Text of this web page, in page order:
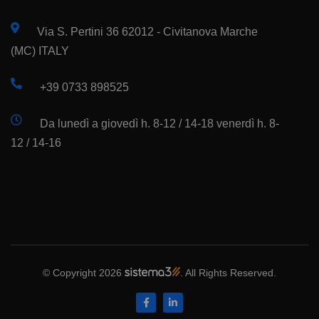
Via S. Pertini 36 62012 - Civitanova Marche
(MC) ITALY
+39 0733 898525
Da lunedì a giovedì h. 8-12 / 14-18 venerdì h. 8-
12 / 14-16
© Copyright 2026 . All Rights Reserved.